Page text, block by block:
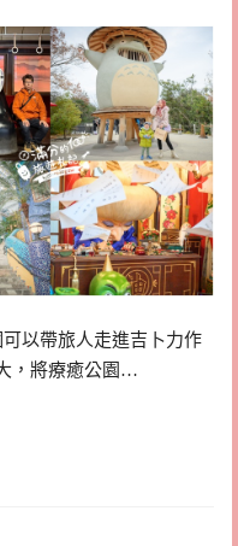
以帶旅人走進吉卜力作
，將療癒公園…